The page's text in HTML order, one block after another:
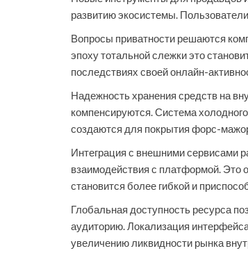
развитию экосистемы.
Вопросы приватности решаются
эпоху тотальной слежки это
последствиях своей онлайн-
Надежность хранения средств на
компенсируются. Система
создаются для покрытия форс-
Интеграция с внешними сервисами
взаимодействия с платформой. Это
становится более гибкой и
Глобальная доступность ресурса
аудиторию. Локализация
увеличению ликвидности рынка